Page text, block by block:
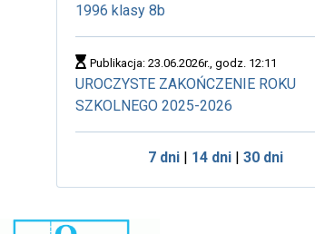
1996 klasy 8b
Publikacja: 23.06.2026r., godz. 12:11
UROCZYSTE ZAKOŃCZENIE ROKU
SZKOLNEGO 2025-2026
7 dni| 14 dni| 30 dni